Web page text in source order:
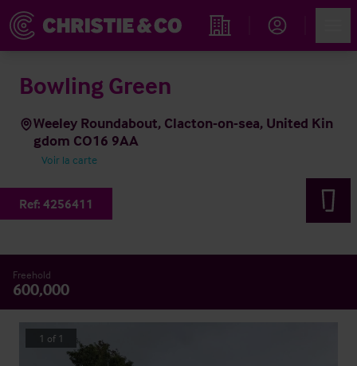
Rechercher un hôtel
Bowling Green
Weeley Roundabout, Clacton-on-sea, United Kin
gdom CO16 9AA
Voir la carte
Ref: 4256411
Freehold
600,000
1 of 1